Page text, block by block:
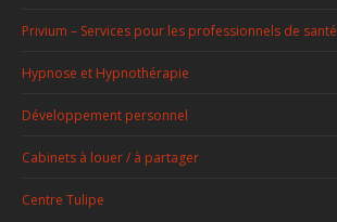
Privium – Services pour les professionnels de santé
Hypnose et Hypnothérapie
Développement personnel
Cabinets à louer / à partager
Centre Tulipe